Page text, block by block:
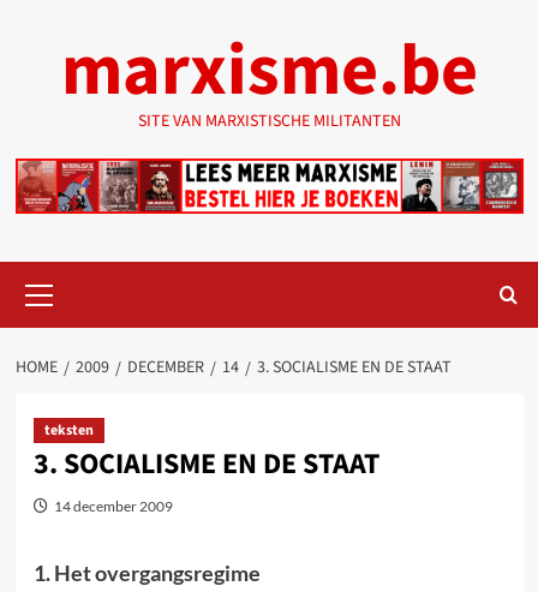
marxisme.be
SITE VAN MARXISTISCHE MILITANTEN
menu
HOME 2009 DECEMBER 14 3. SOCIALISME EN DE STAAT
teksten
3. SOCIALISME EN DE STAAT
14 december 2009
1. Het overgangsregime